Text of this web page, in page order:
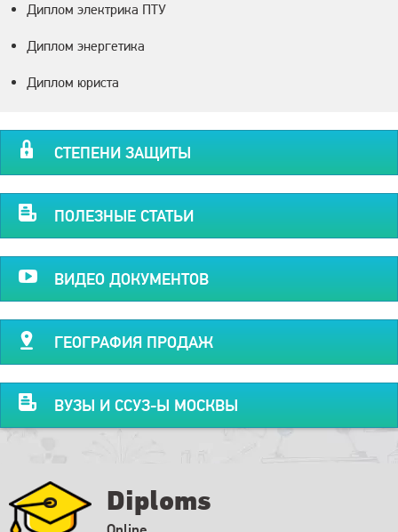
Диплом электрика ПТУ
Диплом энергетика
Диплом юриста
СТЕПЕНИ ЗАЩИТЫ
ПОЛЕЗНЫЕ СТАТЬИ
ВИДЕО ДОКУМЕНТОВ
ГЕОГРАФИЯ ПРОДАЖ
ВУЗЫ И ССУЗ-Ы МОСКВЫ
Diploms